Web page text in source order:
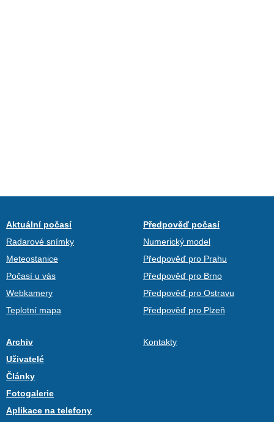
Aktuální počasí
Radarové snímky
Meteostanice
Počasí u vás
Webkamery
Teplotní mapa
Předpověď počasí
Numerický model
Předpověď pro Prahu
Předpověď pro Brno
Předpověď pro Ostravu
Předpověď pro Plzeň
Archiv
Uživatelé
Články
Fotogalerie
Aplikace na telefony
Kontakty